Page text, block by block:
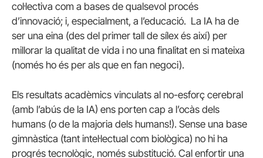
col·lectiva com a bases de qualsevol procés
d’innovació; i, especialment, a l’educació. La IA ha de
ser una eina (des del primer tall de sílex és així) per
millorar la qualitat de vida i no una finalitat en si mateixa
(només ho és per als que en fan negoci).
Els resultats acadèmics vinculats al no-esforç cerebral
(amb l’abús de la IA) ens porten cap a l’ocàs dels
humans (o de la majoria dels humans!). Sense una base
gimnàstica (tant intel·lectual com biològica) no hi ha
progrés tecnològic, només substitució. Cal enfortir una